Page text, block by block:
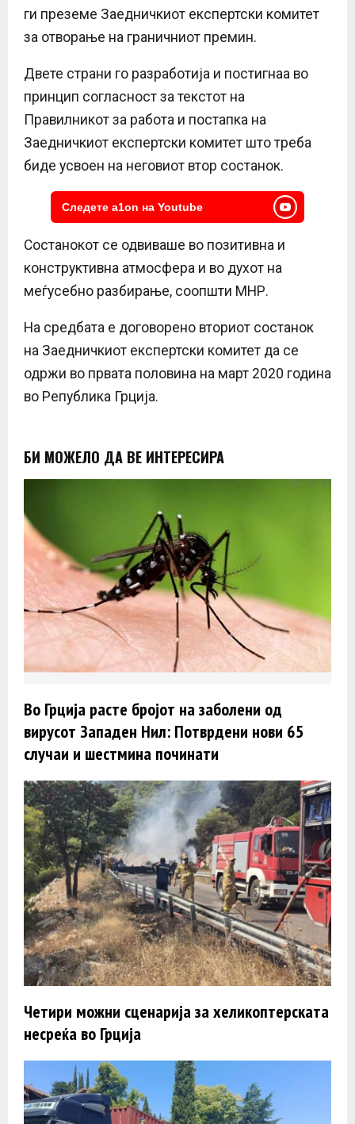
ги преземе Заедничкиот експертски комитет
за отворање на граничниот премин.
Двете страни го разработија и постигнаа во
принцип согласност за текстот на
Правилникот за работа и постапка на
Заедничкиот експертски комитет што треба
биде усвоен на неговиот втор состанок.
Следете a1on на Youtube
Состанокот се одвиваше во позитивна и
конструктивна атмосфера и во духот на
меѓусебно разбирање, соопшти МНР.
На средбата е договорено вториот состанок
на Заедничкиот експертски комитет да се
одржи во првата половина на март 2020 година
во Република Грција.
БИ МОЖЕЛО ДА ВЕ ИНТЕРЕСИРА
Во Грција расте бројот на заболени од
вирусот Западен Нил: Потврдени нови 65
случаи и шестмина починати
Четири можни сценарија за хеликоптерската
несреќа во Грција